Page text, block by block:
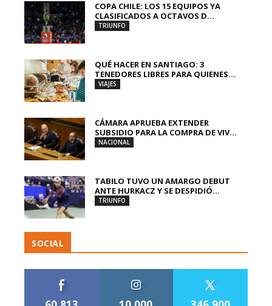
COPA CHILE: LOS 15 EQUIPOS YA
CLASIFICADOS A OCTAVOS D...
TRIUNFO
QUÉ HACER EN SANTIAGO: 3
TENEDORES LIBRES PARA QUIENES...
VIAJES
CÁMARA APRUEBA EXTENDER
SUBSIDIO PARA LA COMPRA DE VIV...
NACIONAL
TABILO TUVO UN AMARGO DEBUT
ANTE HURKACZ Y SE DESPIDIÓ...
TRIUNFO
SOCIAL